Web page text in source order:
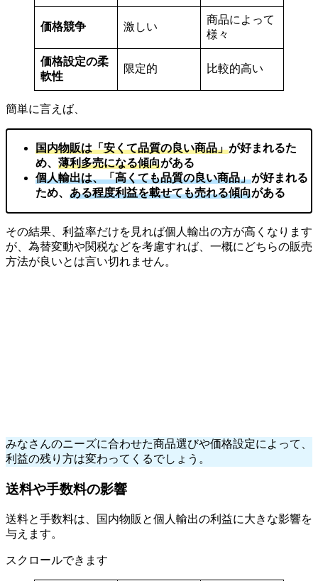
価格競争 激しい
商品によって
様々
価格設定の柔
軟性
限定的 比較的高い
簡単に言えば、
国内物販は「安くて品質の良い商品」が好まれるた
め、 薄利多売になる傾向がある
個人輸出は、「高くても品質の良い商品」が好まれる
ため、 ある程度利益を載せても売れる傾向がある
その結果、利益率だけを見れば個人輸出の方が高くなります
が、為替変動や関税などを考慮すれば、一概にどちらの販売
方法が良いとは言い切れません。
みなさんのニーズに合わせた商品選びや価格設定によって、
利益の残り方は変わってくるでしょう。
送料や手数料の影響
送料と手数料は、国内物販と個人輸出の利益に大きな影響を
与えます。
スクロールできます